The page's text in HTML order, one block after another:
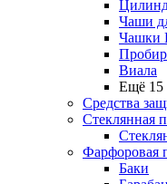
Чаши
Чашки
Виала
Ещё 15
Средства
Стеклянная
Фарфоровая
Баки